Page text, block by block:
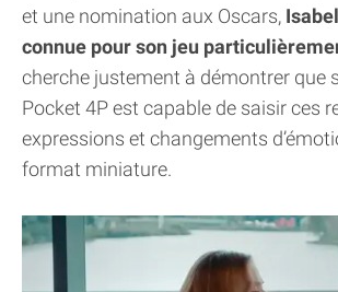
et une nomination aux Oscars,
connue pour son jeu
cherche justement à démontrer que
Pocket 4P est capable de saisir ces
expressions et changements
format miniature.